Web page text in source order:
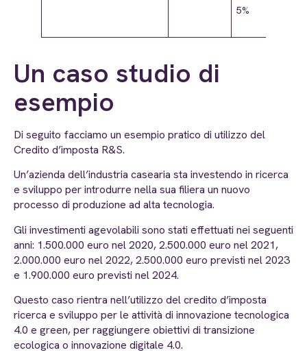
5%
Un caso studio di
esempio
Di seguito facciamo un esempio pratico di utilizzo del
Credito d’imposta R&S.
Un’azienda dell’industria casearia sta investendo in ricerca
e sviluppo per introdurre nella sua filiera un nuovo
processo di produzione ad alta tecnologia.
Gli investimenti agevolabili sono stati effettuati nei seguenti
anni: 1.500.000 euro nel 2020, 2.500.000 euro nel 2021,
2.000.000 euro nel 2022, 2.500.000 euro previsti nel 2023
e 1.900.000 euro previsti nel 2024.
Questo caso rientra nell’utilizzo del credito d’imposta
ricerca e sviluppo per le attività di innovazione tecnologica
4.0 e green, per raggiungere obiettivi di transizione
ecologica o innovazione digitale 4.0.